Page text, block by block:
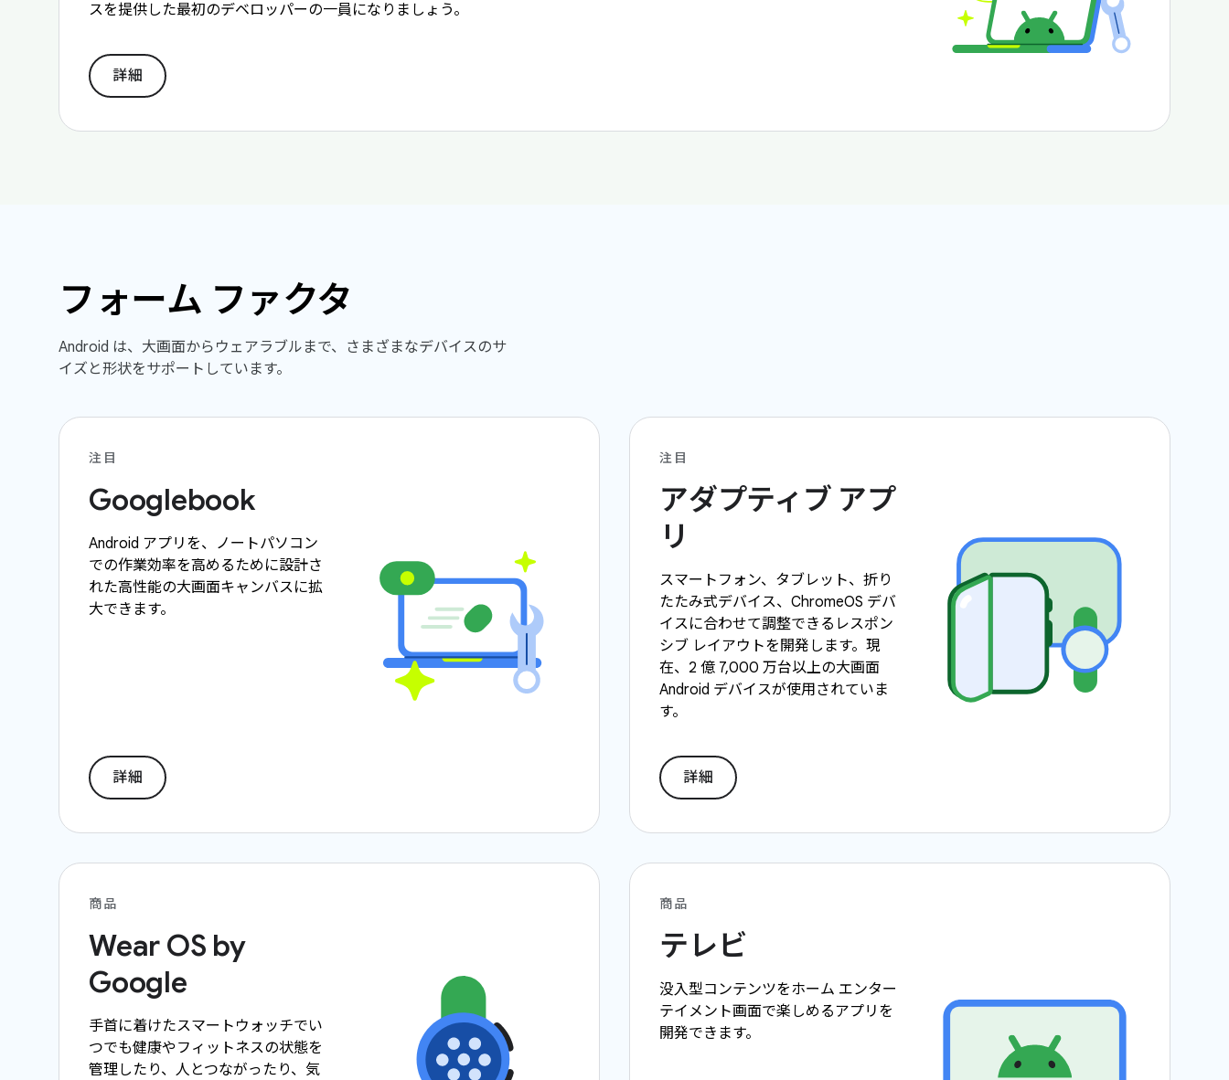
スを提供した最初のデベロッパーの一員になりましょう。
詳細
フォーム ファクタ
Android は、大画面からウェアラブルまで、さまざまなデバイスのサ
イズと形状をサポートしています。
注目
Googlebook
Android アプリを、ノートパソコン
での作業効率を高めるために設計さ
れた高性能の大画面キャンバスに拡
大できます。
詳細
注目
アダプティブ アプ
リ
スマートフォン、タブレット、折り
たたみ式デバイス、ChromeOS デバ
イスに合わせて調整できるレスポン
シブ レイアウトを開発します。現
在、2 億 7,000 万台以上の大画面
Android デバイスが使用されていま
す。
詳細
商品
Wear OS by
Google
手首に着けたスマートウォッチでい
つでも健康やフィットネスの状態を
管理したり、人とつながったり、気
商品
テレビ
没入型コンテンツをホーム エンター
テイメント画面で楽しめるアプリを
開発できます。